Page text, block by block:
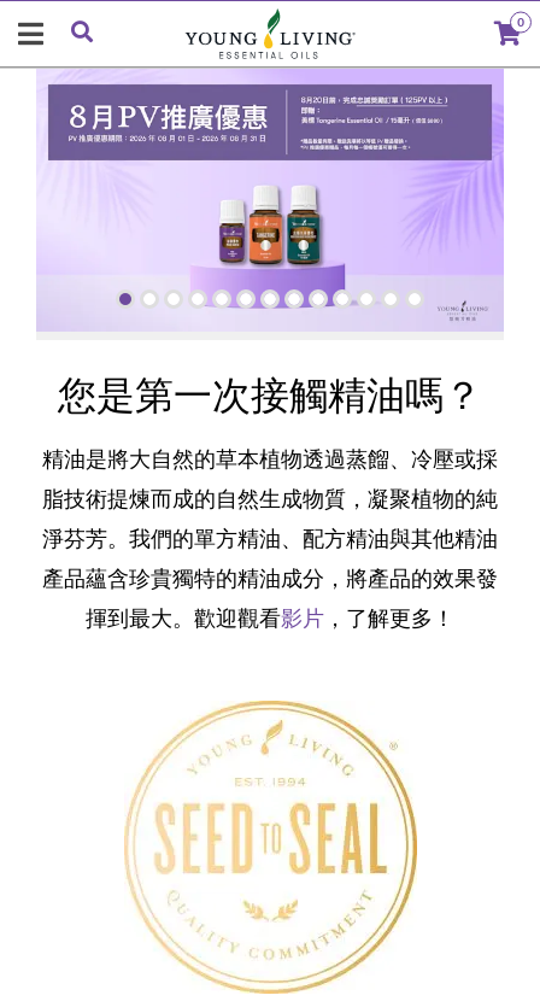
0
您是第一次接觸精油嗎？
精油是將大自然的草本植物透過蒸餾、冷壓或採
脂技術提煉而成的自然生成物質，凝聚植物的純
淨芬芳。我們的單方精油、配方精油與其他精油
產品蘊含珍貴獨特的精油成分，將產品的效果發
揮到最大。歡迎觀看影片 ，了解更多！